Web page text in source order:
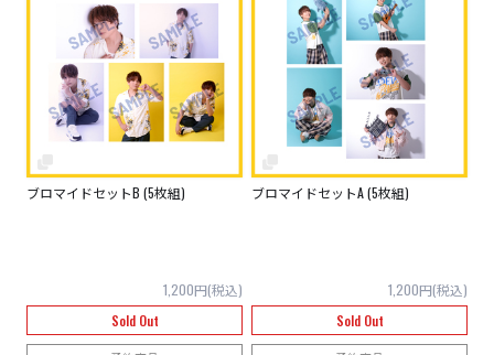
ブロマイドセットB (5枚組)
1,200円(税込)
Sold Out
ブロマイドセットA (5枚組)
1,200円(税込)
Sold Out